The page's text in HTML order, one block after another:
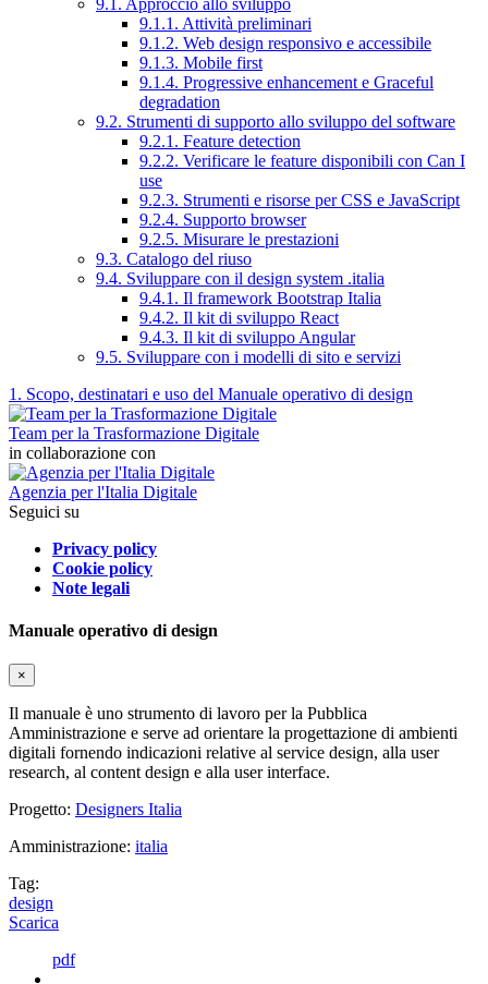
9.1.1. Attività preliminari
9.1.2. Web design responsivo e accessibile
9.1.3. Mobile first
9.1.4. Progressive enhancement e Graceful
degradation
9.2. Strumenti di supporto allo sviluppo del software
9.2.1. Feature detection
9.2.2. Verificare le feature disponibili con Can I
use
9.2.3. Strumenti e risorse per CSS e JavaScript
9.2.4. Supporto browser
9.2.5. Misurare le prestazioni
9.3. Catalogo del riuso
9.4. Sviluppare con il design system .italia
9.4.1. Il framework Bootstrap Italia
9.4.2. Il kit di sviluppo React
9.4.3. Il kit di sviluppo Angular
9.5. Sviluppare con i modelli di sito e servizi
1. Scopo, destinatari e uso del Manuale operativo di design
Team per la Trasformazione Digitale
in collaborazione con
Agenzia per l'Italia Digitale
Seguici su
Privacy policy
Cookie policy
Note legali
Manuale operativo di design
×
Il manuale è uno strumento di lavoro per la Pubblica
Amministrazione e serve ad orientare la progettazione di ambienti
digitali fornendo indicazioni relative al service design, alla user
research, al content design e alla user interface.
Progetto: Designers Italia
Amministrazione: italia
Tag:
design
Scarica
pdf